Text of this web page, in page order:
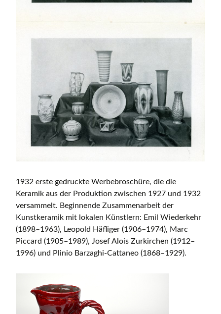
1932 erste gedruckte Werbebroschüre, die die
Keramik aus der Produktion zwischen 1927 und 1932
versammelt. Beginnende Zusammenarbeit der
Kunstkeramik mit lokalen Künstlern: Emil Wiederkehr
(1898–1963), Leopold Häfliger (1906–1974), Marc
Piccard (1905–1989), Josef Alois Zurkirchen (1912–
1996) und Plinio Barzaghi-Cattaneo (1868–1929).